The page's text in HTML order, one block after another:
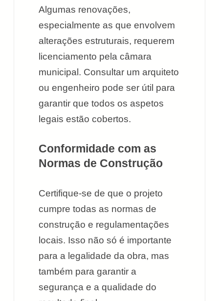
Algumas renovações,
especialmente as que envolvem
alterações estruturais, requerem
licenciamento pela câmara
municipal. Consultar um arquiteto
ou engenheiro pode ser útil para
garantir que todos os aspetos
legais estão cobertos.
Conformidade com as
Normas de Construção
Certifique-se de que o projeto
cumpre todas as normas de
construção e regulamentações
locais. Isso não só é importante
para a legalidade da obra, mas
também para garantir a
segurança e a qualidade do